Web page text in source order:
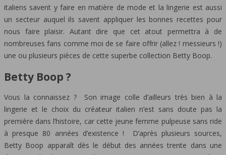
italiens savent y faire en matière de mode et la lingerie est aussi
un secteur auquel ils savent appliquer les bonnes recettes pour
nous faire plaisir. Autant dire que cet atout permettra à de
nombreuses fans comme moi de se faire offrir (allez ! messieurs !)
une ou plusieurs pièces de cette superbe collection Betty Boop.
Betty Boop ?
Vous la connaissez ? Son image colle d’ailleurs très bien à la
lingerie et le choix du créateur italien n’est sans doute pas la
première dans l’histoire, car cette jeune femme pulpeuse sans ride
à presque 80 années d’existence ! D’après plusieurs sources,
Betty Boop apparaît dès le début des années trente dans une